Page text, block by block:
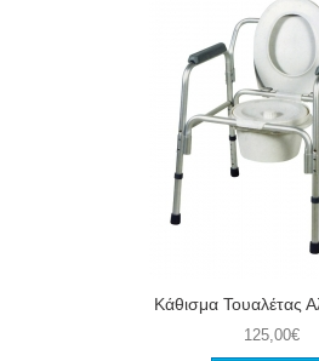
Κάθισμα Τουαλέτας
125,00€